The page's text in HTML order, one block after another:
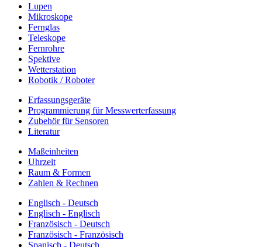
Lupen
Mikroskope
Fernglas
Teleskope
Fernrohre
Spektive
Wetterstation
Robotik / Roboter
Erfassungsgeräte
Programmierung für Messwerterfassung
Zubehör für Sensoren
Literatur
Maßeinheiten
Uhrzeit
Raum & Formen
Zahlen & Rechnen
Englisch - Deutsch
Englisch - Englisch
Französisch - Deutsch
Französisch - Französisch
Spanisch - Deutsch